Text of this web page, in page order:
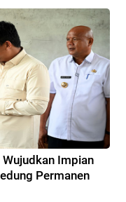
Impian
Permanen